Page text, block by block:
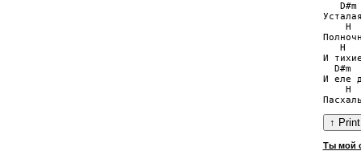
D#m
H
H
И
D#m
И еле
H
Ты мой